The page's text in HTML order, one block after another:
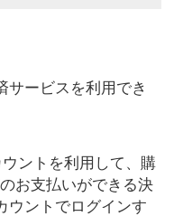
サービスを利用でき
ントを利用して、購
お支払いができる決
ウントでログインす